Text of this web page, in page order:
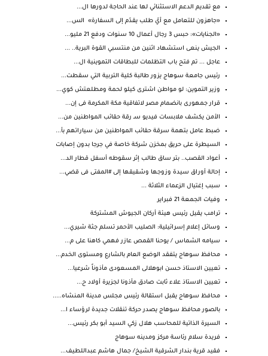
مع تقديم الدعم الاستثنائي لها عند الحاجة لدورها ال...
«جاهزون للتعامل مع أيّ طلب يقدّم إلى السفارة» الس...
«الجنايات»: حبس 3 رجال أعمال 10 سنوات ودفع 21 مليو...
الجيش ينعى استشهاد اثنين من منتسبي القوة البرية.. ...
عاجل ... تم فتح باب التظلمات للبطاقات التموينية ال...
رئيس جامعة سوهاج يزور طالبة كلية التربية التي سقطت...
وزير التموين: لو مواطن اشترى كيلو لحمة ومطلعتش كوي...
قرار جمهورى بانضمام مصر لاتفاقية مكة المكرمة فى إن...
الأمن يكشف ملابسات فيديو سـ رقة حقائب المواطنين من...
ضبط عامل بتهمة سرقة حقائب المواطنين من سياراتهم بأ...
السيطرة على حريق بمخزن شركة خاصة في جرجا بدون إصابات
أعواد القصب.. بتر ساق طالب إثر سقوطه أسفل قطار الد...
إحالة أوراق سيدة وزوجها وشقيقها إلى #المفتى فى قضي...
سبب إغتيال الزعماء الثلاثة ...
وفيات الجمعة 21 فبراير
ترامب يقيل رئيس هيئة أركان الجيوش المشتركة
وسائل إعلام إسرائيلية: الصليب الأحمر تسلم جثة شيري...
سيامه الشماس / يوحنا القمص عازر فهمي كاهنا على م...
محافظ سوهاج يتفقد الوضع العام بالشارع ومستوى الخدم...
تعيين الاستاذ حسن ابوهلالى المسعودى مأذوناً شرعيا...
تعيين الاستاذ علاء ثابت صادق مأذونا لجزيرة أولاد ح...
محافظ سوهاج يقبل استقالة رئيس مجلس مدينة المنشاه.....
بالصور محافظ سوهاج يصدر حركة تنقلات جديدة لرؤساء ا...
السيرة الذاتية للمحاسب هلال زكي السيد أبو بكر رئيس...
فريدة سلام رئاسة مركز ومدينه سوهاج
فقيد قرية بندار الشرقية الشيخ/ جمال هاشم عبداللطيف...